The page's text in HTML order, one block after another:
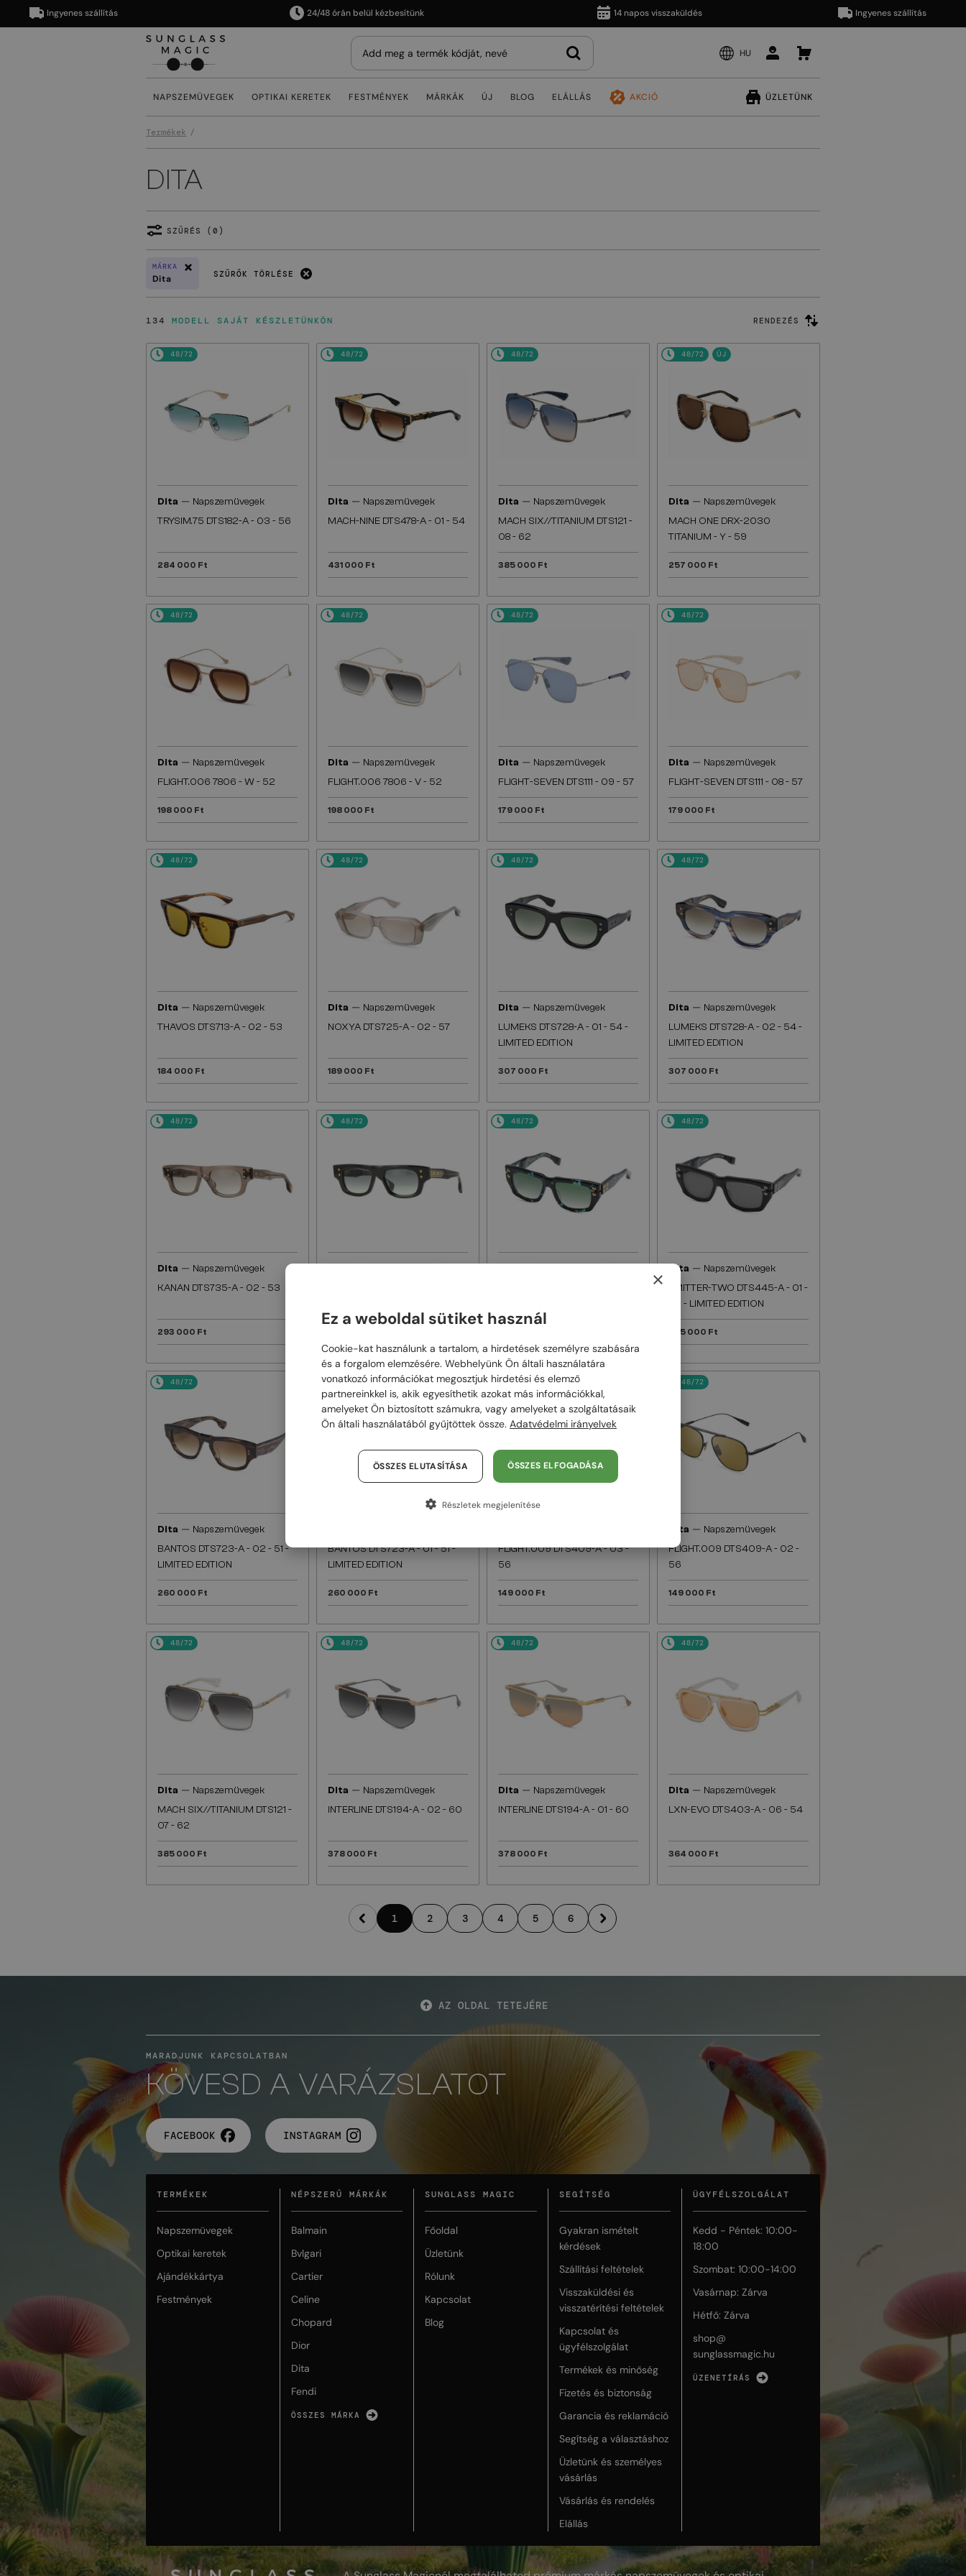
Ingyenes szállítás 24/48 órán belül kézbesítünk 14 napos visszaküldés Ingyenes szállítás
HU
NAPSZEMÜVEGEK OPTIKAI KERETEK FESTMÉNYEK MÁRKÁK ÚJ BLOG ELÁLLÁS AKCIÓ ÜZLETÜNK
Termékek
DITA
SZŰRÉS (0)
MÁRKA
Dita SZŰRŐK TÖRLÉSE
134 MODELL SAJÁT KÉSZLETÜNKÖN RENDEZÉS
48/72
Dita — Napszemüvegek
TRYSIM.75 DTS182-A - 03 - 56
284 000 Ft
48/72
Dita — Napszemüvegek
MACH-NINE DTS478-A - 01 - 54
431 000 Ft
48/72
Dita — Napszemüvegek
MACH SIX//TITANIUM DTS121 -
08 - 62
385 000 Ft
48/72 ÚJ
Dita — Napszemüvegek
MACH ONE DRX-2030
TITANIUM - Y - 59
257 000 Ft
48/72
Dita — Napszemüvegek
FLIGHT.006 7806 - W - 52
198 000 Ft
48/72
Dita — Napszemüvegek
FLIGHT.006 7806 - V - 52
198 000 Ft
48/72
Dita — Napszemüvegek
FLIGHT-SEVEN DTS111 - 09 - 57
179 000 Ft
48/72
Dita — Napszemüvegek
FLIGHT-SEVEN DTS111 - 08 - 57
179 000 Ft
48/72
Dita — Napszemüvegek
THAVOS DTS713-A - 02 - 53
184 000 Ft
48/72
Dita — Napszemüvegek
NOXYA DTS725-A - 02 - 57
189 000 Ft
48/72
Dita — Napszemüvegek
LUMEKS DTS728-A - 01 - 54 -
LIMITED EDITION
307 000 Ft
48/72
Dita — Napszemüvegek
LUMEKS DTS728-A - 02 - 54 -
LIMITED EDITION
307 000 Ft
48/72
Dita — Napszemüvegek
KANAN DTS735-A - 02 - 53
293 000 Ft
48/72
—
48/72
—
48/72
Dita — Napszemüvegek
EMITTER-TWO DTS445-A - 01 -
56 - LIMITED EDITION
265 000 Ft
48/72
Dita — Napszemüvegek
BANTOS DTS723-A - 02 - 51 -
LIMITED EDITION
260 000 Ft
48/72
BANTOS DTS723-A - 01 - 51 -
LIMITED EDITION
260 000 Ft
48/72
FLIGHT.009 DTS409-A - 03 -
56
149 000 Ft
48/72
Dita — Napszemüvegek
FLIGHT.009 DTS409-A - 02 -
56
149 000 Ft
48/72
Dita — Napszemüvegek
MACH SIX//TITANIUM DTS121 -
07 - 62
385 000 Ft
48/72
Dita — Napszemüvegek
INTERLINE DTS194-A - 02 - 60
378 000 Ft
48/72
Dita — Napszemüvegek
INTERLINE DTS194-A - 01 - 60
378 000 Ft
48/72
Dita — Napszemüvegek
LXN-EVO DTS403-A - 06 - 54
364 000 Ft
1 2 3 4 5 6
AZ OLDAL TETEJÉRE
MARADJUNK KAPCSOLATBAN
KÖVESD A VARÁZSLATOT
FACEBOOK INSTAGRAM
TERMÉKEK
Napszemüvegek
Optikai keretek
Ajándékkártya
Festmények
NÉPSZERŰ MÁRKÁK
Balmain
Bvlgari
Cartier
Celine
Chopard
Dior
Dita
Fendi
ÖSSZES MÁRKA
SUNGLASS MAGIC
Főoldal
Üzletünk
Rólunk
Kapcsolat
Blog
SEGÍTSÉG
Gyakran ismételt
kérdések
Szállítási feltételek
Visszaküldési és
visszatérítési feltételek
Kapcsolat és
ügyfélszolgálat
Termékek és minőség
Fizetés és biztonság
Garancia és reklamáció
Segítség a választáshoz
Üzletünk és személyes
vásárlás
Vásárlás és rendelés
Elállás
ÜGYFÉLSZOLGÁLAT
Kedd - Péntek: 10:00-
18:00
Szombat: 10:00-14:00
Vasárnap: Zárva
Hétfő: Zárva
shop@
sunglassmagic.hu
ÜZENETÍRÁS
×
Ez a weboldal sütiket használ
Cookie-kat használunk a tartalom, a hirdetések személyre szabására
és a forgalom elemzésére. Webhelyünk Ön általi használatára
vonatkozó információkat megosztjuk hirdetési és elemző
partnereinkkel is, akik egyesíthetik azokat más információkkal,
amelyeket Ön biztosított számukra, vagy amelyeket a szolgáltatásaik
Ön általi használatából gyűjtöttek össze. Adatvédelmi irányelvek
ÖSSZES ELFOGADÁSA
ÖSSZES ELUTASÍTÁSA
Részletek megjelenítése